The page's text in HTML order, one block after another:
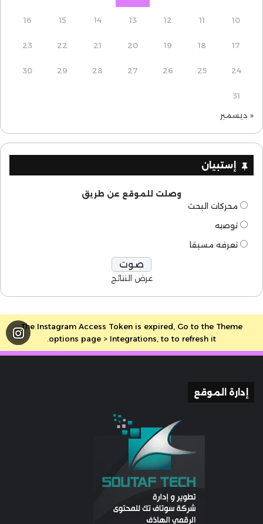
10
11
12
13
14
15
16
17
18
19
20
21
22
23
24
25
26
27
28
29
30
31
« ديسمبر
إستبيان
وصلت للموقع عن طريق
محركات البحث
توصيه
تعرفه مسبقا
عرض النتائج
The Instagram Access Token is expired, Go to the Theme
options page > Integrations, to to refresh it.
إدارة الموقع